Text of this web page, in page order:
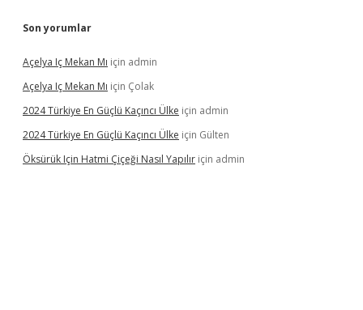
Son yorumlar
Açelya Iç Mekan Mı için admin
Açelya Iç Mekan Mı için Çolak
2024 Türkiye En Güçlü Kaçıncı Ülke için admin
2024 Türkiye En Güçlü Kaçıncı Ülke için Gülten
Öksürük Için Hatmi Çiçeği Nasıl Yapılır için admin